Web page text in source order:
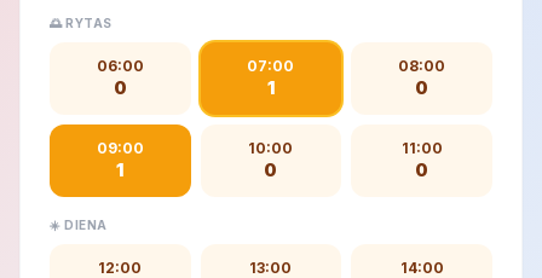
🌅 RYTAS
06:00
0
07:00
1
08:00
0
09:00
1
10:00
0
11:00
0
☀️ DIENA
12:00 13:00 14:00